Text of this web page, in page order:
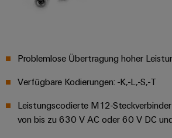
Problemlose Übertragung hoher
Verfügbare Kodierungen: -K,-L,-S,-T
Leistungscodierte M12-
von bis zu 630 V AC oder 60 V DC